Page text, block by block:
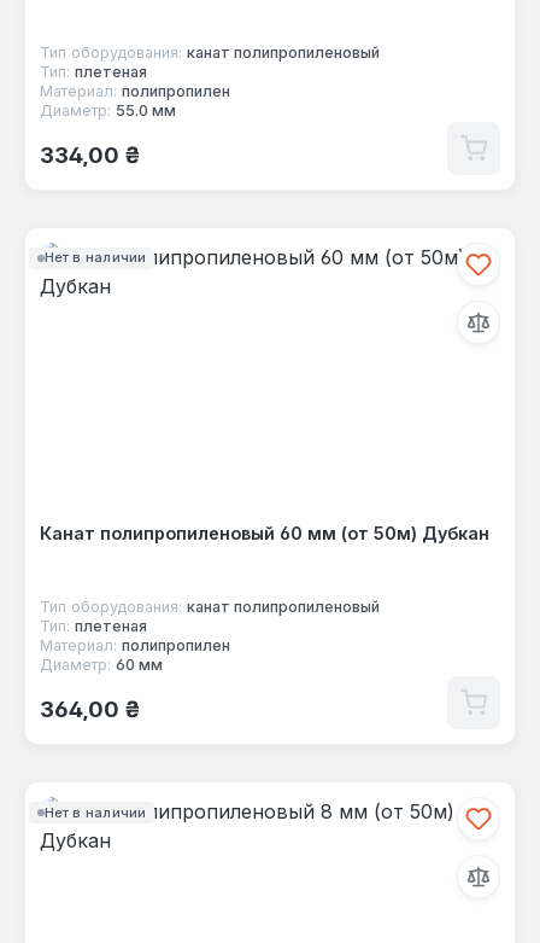
Тип оборудования: канат полипропиленовый
Тип: плетеная
Материал: полипропилен
Диаметр: 55.0 мм
Обычная цена:
334,00 ₴
Нет в наличии
Канат полипропиленовый 60 мм (от 50м) Дубкан
Тип оборудования: канат полипропиленовый
Тип: плетеная
Материал: полипропилен
Диаметр: 60 мм
Обычная цена:
364,00 ₴
Нет в наличии